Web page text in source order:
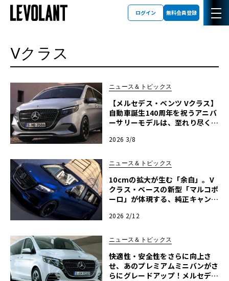
ログイン 無料会員登録
Vクラス
ニュース＆トピックス
【メルセデス・ベンツ Vクラス】
自動車誕生140周年を祝うアニバ
ーサリーモデルは、至れり尽くせ
2026 3/8
ニュース＆トピックス
10cmの拡大が生む「余白」。V
クラス・ベースの新型「マルコポ
ーロ」が体現する、純正キャンパ
2026 2/12
ニュース＆トピックス
快適性・安全性をさらに向上さ
せ、あのプレミアムミニバンがさ
らにグレードアップ！メルセデ